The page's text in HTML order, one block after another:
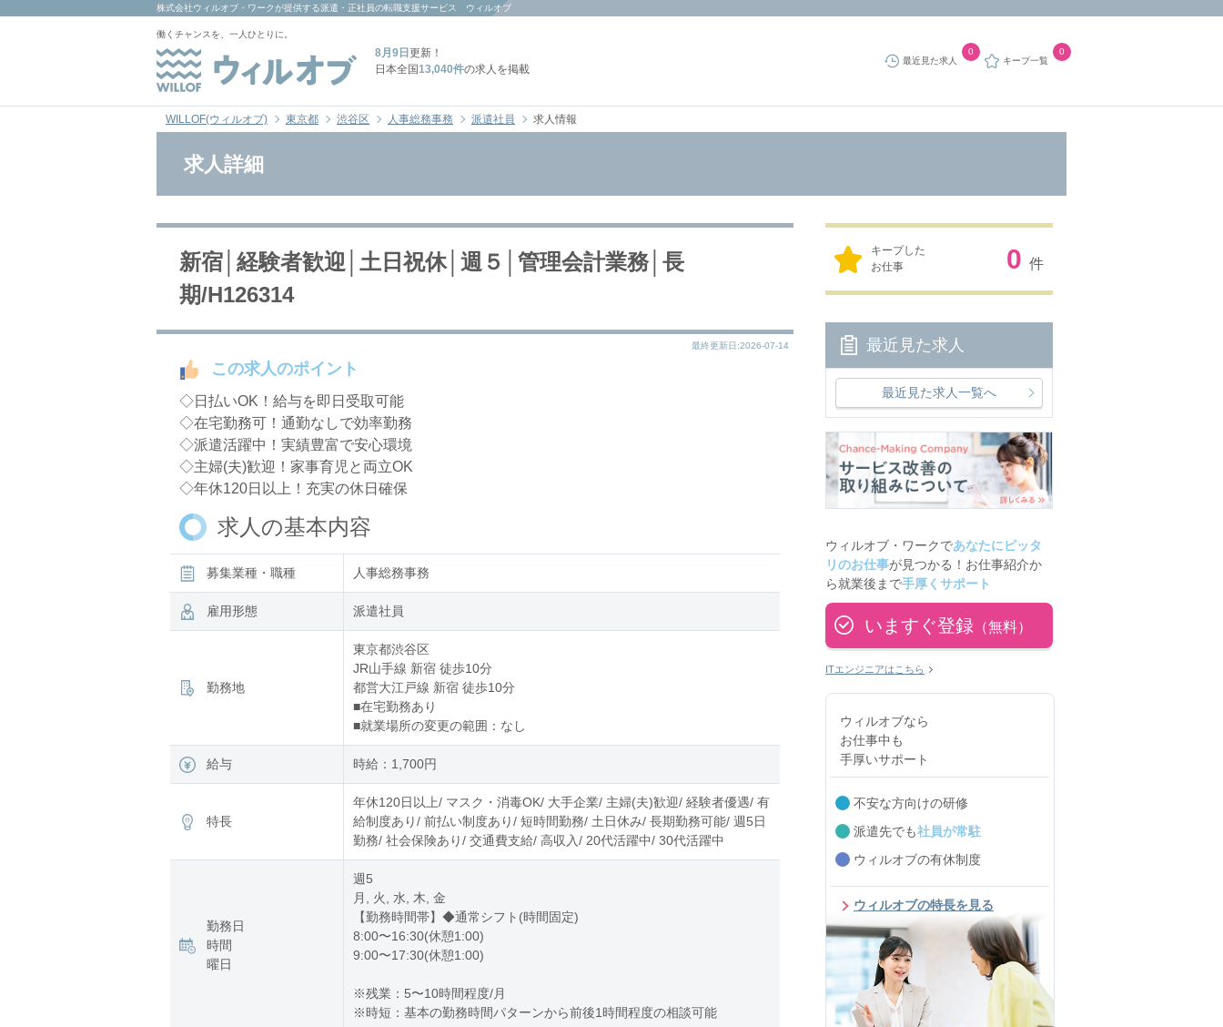
株式会社ウィルオブ・ワーク が提供する派遣・正社員の転職支援サービス ウィルオブ
働くチャンスを、一人ひとりに。
8月9日 更新！
日本全国13,040件の求人を掲載
最近見た求人
0
キープ一覧
0
WILLOF(ウィルオブ) 東京都 渋谷区 人事総務事務 派遣社員 求人情報
求人詳細
新宿│経験者歓迎│土日祝休│週５│管理会計業務│長
期/H126314
最終更新日:2026-07-14
この求人のポイント
◇日払いOK！給与を即日受取可能
◇在宅勤務可！通勤なしで効率勤務
◇派遣活躍中！実績豊富で安心環境
◇主婦(夫)歓迎！家事育児と両立OK
◇年休120日以上！充実の休日確保
求人の基本内容
募集業種・職種 人事総務事務
雇用形態 派遣社員
勤務地
東京都渋谷区
JR山手線 新宿 徒歩10分
都営大江戸線 新宿 徒歩10分
■在宅勤務あり
■就業場所の変更の範囲：なし
給与 時給：1,700円
特長
年休120日以上/ マスク・消毒OK/ 大手企業/ 主婦(夫)歓迎/ 経験者優遇/ 有
給制度あり/ 前払い制度あり/ 短時間勤務/ 土日休み/ 長期勤務可能/ 週5日
勤務/ 社会保険あり/ 交通費支給/ 高収入/ 20代活躍中/ 30代活躍中
勤務日
時間
曜日
週5
月, 火, 水, 木, 金
【勤務時間帯】◆通常シフト(時間固定)
8:00〜16:30(休憩1:00)
9:00〜17:30(休憩1:00)
※残業：5〜10時間程度/月
※時短：基本の勤務時間パターンから前後1時間程度の相談可能
キープした
お仕事
0 件
最近見た求人
最近見た求人一覧へ
ウィルオブ・ワークであなたにピッタ
リのお仕事が見つかる！お仕事紹介か
ら就業後まで手厚くサポート
いますぐ登録 （無料）
ITエンジニアはこちら
ウィルオブなら
お仕事中も
手厚いサポート
不安な方向けの研修
派遣先でも社員が常駐
ウィルオブの有休制度
ウィルオブの特長を見る